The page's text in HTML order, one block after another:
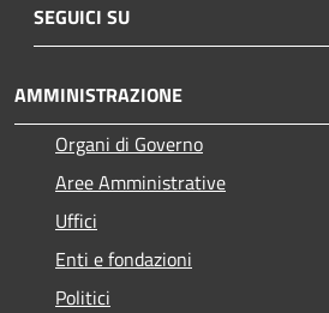
SEGUICI SU
AMMINISTRAZIONE
Organi di Governo
Aree Amministrative
Uffici
Enti e fondazioni
Politici